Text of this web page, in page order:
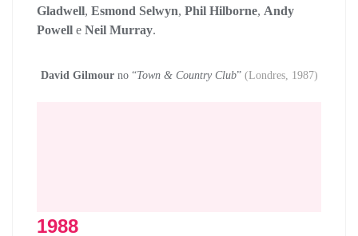
Gladwell, Esmond Selwyn, Phil Hilborne, Andy
Powell e Neil Murray.
David Gilmourno “Town & Country Club” (Londres, 1987)
1988